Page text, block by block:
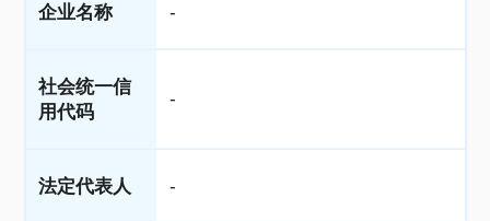
企业名称 -
社会统一信
用代码
-
法定代表人 -